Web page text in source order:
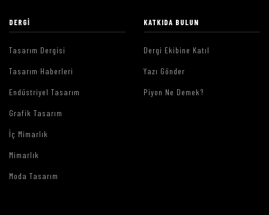
DERGI
Tasarım Dergisi
Tasarım Haberleri
Endüstriyel Tasarım
Grafik Tasarım
İç Mimarlık
Mimarlık
Moda Tasarım
KATKIDA BULUN
Dergi Ekibine Katıl
Yazı Gönder
Piyon Ne Demek?